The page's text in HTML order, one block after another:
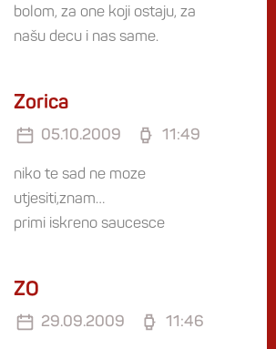
bolom, za one koji ostaju, za
našu decu i nas same.
Zorica
05.10.2009 11:49
niko te sad ne moze
utjesiti,znam…
primi iskreno saucesce
ZO
29.09.2009 11:46